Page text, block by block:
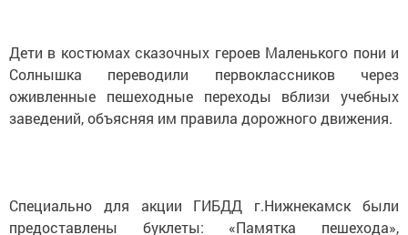
Дети в костюмах сказочных героев Маленького пони и
Солнышка переводили первоклассников через
оживленные пешеходные переходы вблизи учебных
заведений, объясняя им правила дорожного движения.
Специально для акции ГИБДД г.Нижнекамск были
предоставлены буклеты: «Памятка пешехода»,